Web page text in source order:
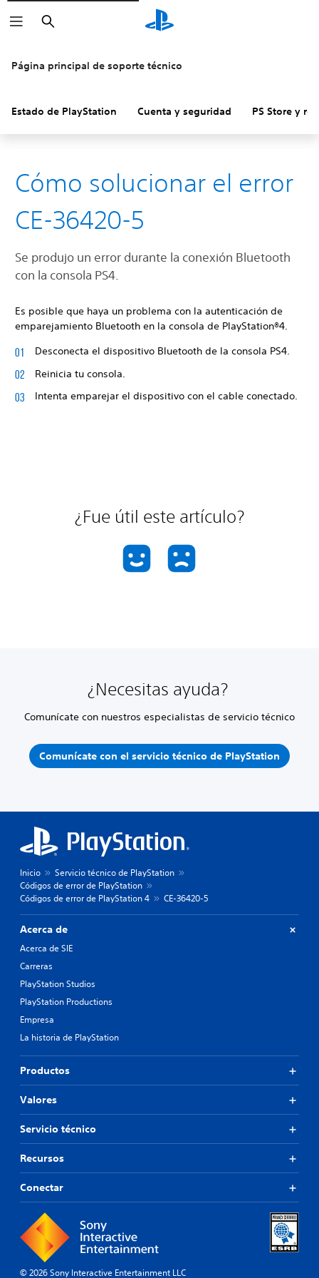
Buscar
Página principal de soporte técnico
Estado de PlayStation Cuenta y seguridad PS Store y
Cómo solucionar el error
CE-36420-5
Se produjo un error durante la conexión Bluetooth
con la consola PS4.
Es posible que haya un problema con la autenticación de
emparejamiento Bluetooth en la consola de PlayStation®4.
Desconecta el dispositivo Bluetooth de la consola PS4.
Reinicia tu consola.
Intenta emparejar el dispositivo con el cable conectado.
¿Fue útil este artículo?
¿Necesitas ayuda?
Comunícate con nuestros especialistas de servicio técnico
Comunícate con el servicio técnico de PlayStation
Inicio
Servicio técnico de PlayStation
Códigos de error de PlayStation
Códigos de error de PlayStation 4
CE-36420-5
Acerca de
Acerca de SIE
Carreras
PlayStation Studios
PlayStation Productions
Empresa
La historia de PlayStation
Productos
Valores
Servicio técnico
Recursos
Conectar
© 2026 Sony Interactive Entertainment LLC